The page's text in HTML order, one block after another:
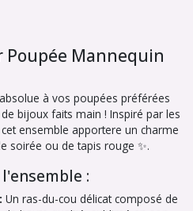
Poupée Mannequin
à vos poupées préférées
bijoux faits main ! Inspiré par les
ensemble apportere un charme
soirée ou de tapis rouge ✨.
:
Un ras-du-cou délicat composé de